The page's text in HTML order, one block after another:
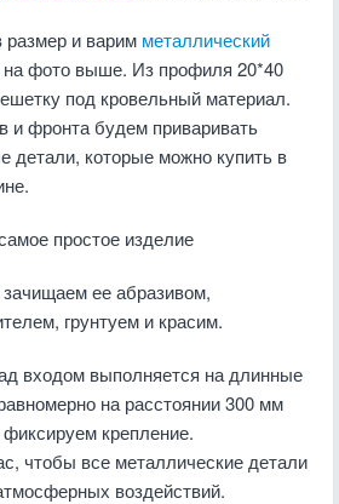
и варим металлический
на фото выше. Из профиля 20*40
под кровельный материал.
и фронта будем приваривать
детали, которые можно купить в
простое изделие
зачищаем ее абразивом,
грунтуем и красим.
входом выполняется на длинные
на расстоянии 300 мм
крепление.
чтобы все металлические детали
воздействий.